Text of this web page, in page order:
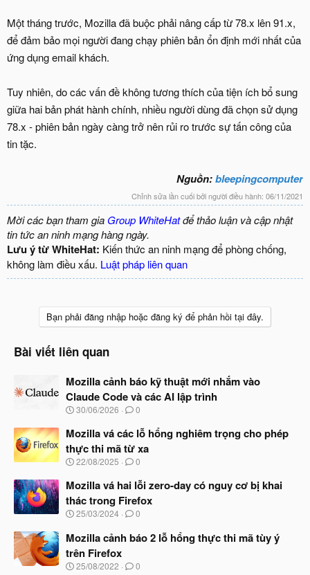
Một tháng trước, Mozilla đã buộc phải nâng cấp từ 78.x lên 91.x,
để đảm bảo mọi người đang chạy phiên bản ổn định mới nhất của
ứng dụng email khách.
Tuy nhiên, do các vấn đề không tương thích của tiện ích bổ sung
giữa hai bản phát hành chính, nhiều người dùng đã chọn sử dụng
78.x - phiên bản ngày càng trở nên rủi ro trước sự tấn công của
tin tặc.
Nguồn:bleepingcomputer
Chỉnh sửa lần cuối bởi người điều hành: 06/11/2021
Mời các bạn tham gia Group WhiteHatđể thảo luận và cập nhật
tin tức an ninh mạng hàng ngày.
Lưu ý từ WhiteHat: Kiến thức an ninh mạng để phòng chống,
không làm điều xấu. Luật pháp liên quan
Bạn phải đăng nhập hoặc đăng ký để phản hồi tại đây.
Bài viết liên quan
Mozilla cảnh báo kỹ thuật mới nhắm vào
Claude Code và các AI lập trình
N
à
b
ắ
đ
ầ
u
30/06/2026 0
Mozilla vá các lỗ hổng nghiêm trọng cho phép
thực thi mã từ xa
N
à
b
ắ
đ
ầ
u
22/08/2025 0
Mozilla vá hai lỗi zero-day có nguy cơ bị khai
thác trong Firefox
N
à
y
b
ắ
25/03/2024 0
Mozilla cảnh báo 2 lỗ hổng thực thi mã tùy ý
trên Firefox
N
25/08/2022 0